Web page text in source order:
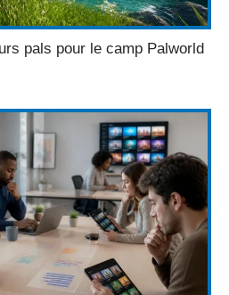
pals pour le camp Palworld